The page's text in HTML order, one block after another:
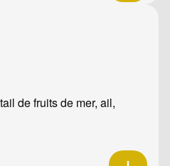
de fruits de mer, ail,